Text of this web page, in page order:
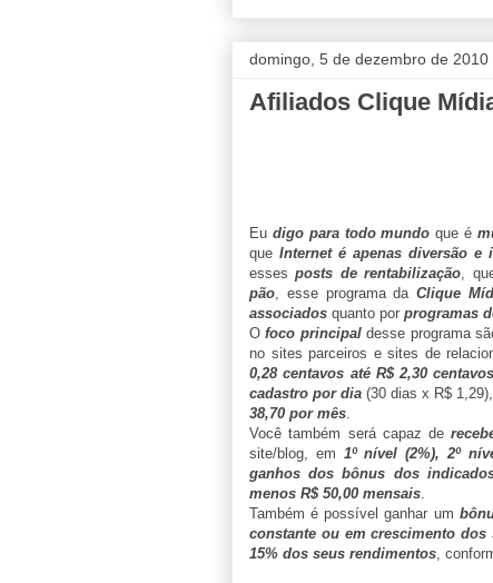
domingo, 5 de dezembro de 2010
Afiliados Clique
Eu digo para todo mundo que é
queInternet é apenas diversão e
essesposts de rentabilização,
pão, esse programa daClique
associados quanto por programas
Ofoco principaldesse programa
no sites parceiros e sites de
0,28 centavos até R$ 2,30 centavos
cadastro por dia (30 dias x R$
38,70 por mês.
Você também será capaz de
site/blog, em 1º nível (2%), 2º
ganhos dos bônus dos
menos R$ 50,00 mensais.
Também é possível ganhar um
constante ou em crescimento dos
15% dos seus rendimentos,